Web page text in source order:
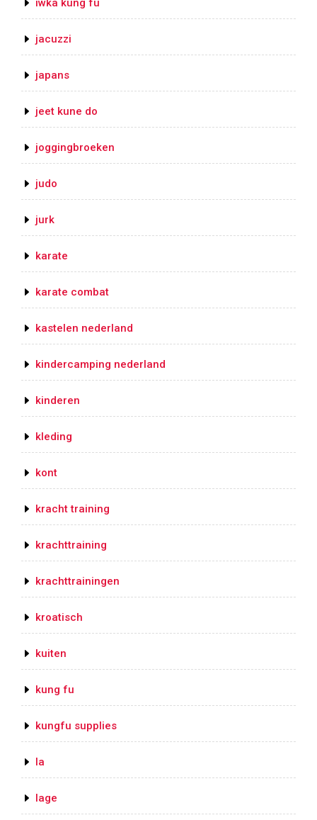
iwka kung fu
jacuzzi
japans
jeet kune do
joggingbroeken
judo
jurk
karate
karate combat
kastelen nederland
kindercamping nederland
kinderen
kleding
kont
kracht training
krachttraining
krachttrainingen
kroatisch
kuiten
kung fu
kungfu supplies
la
lage